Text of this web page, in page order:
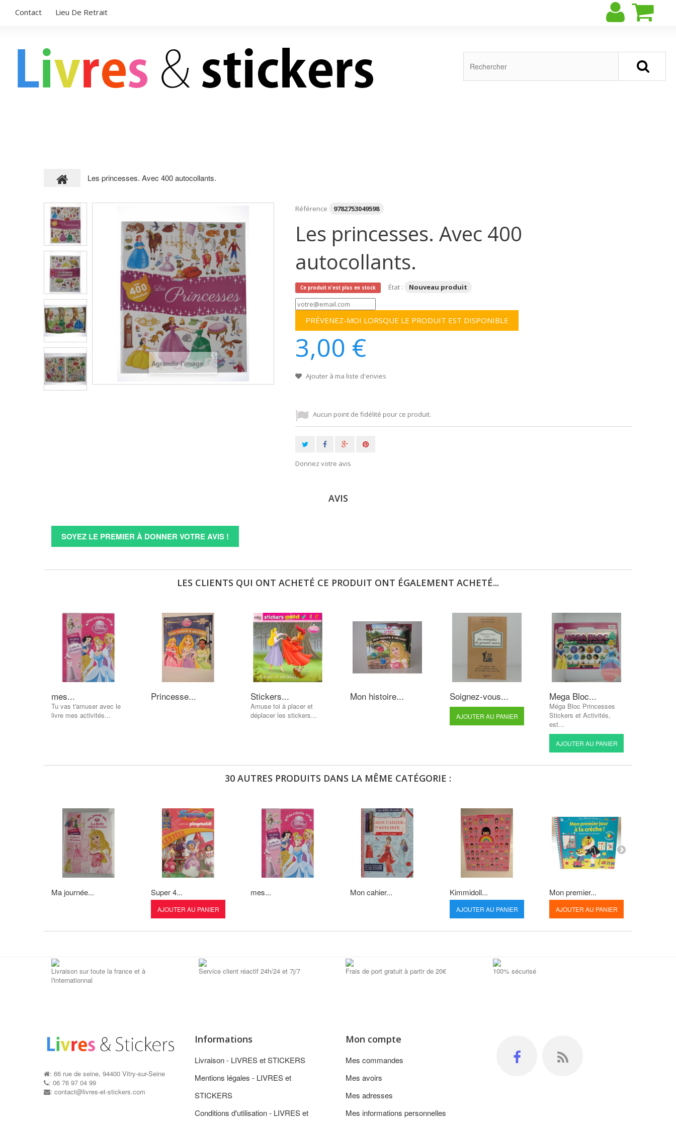
Contact Lieu De Retrait
Les princesses. Avec 400 autocollants.
Agrandir l'image
Référence 9782753049598
Les princesses. Avec 400
autocollants.
Ce produit n'est plus en stock État : Nouveau produit
PRÉVENEZ-MOI LORSQUE LE PRODUIT EST DISPONIBLE
3,00 €
Ajouter à ma liste d'envies
Aucun point de fidélité pour ce produit.
Donnez votre avis
AVIS
SOYEZ LE PREMIER À DONNER VOTRE AVIS !
LES CLIENTS QUI ONT ACHETÉ CE PRODUIT ONT ÉGALEMENT ACHETÉ...
mes...
Tu vas t'amuser avec le
livre mes activités...
Princesse... Stickers...
Amuse toi à placer et
déplacer les stickers...
Mon histoire... Soignez-vous...
AJOUTER AU PANIER
Mega Bloc...
Méga Bloc Princesses
Stickers et Activités,
est...
AJOUTER AU PANIER
30 AUTRES PRODUITS DANS LA MÊME CATÉGORIE :
Ma journée... Super 4...
AJOUTER AU PANIER
mes... Mon cahier... Kimmidoll...
AJOUTER AU PANIER
Mon premier...
AJOUTER AU PANIER
Livraison sur toute la france et à
l'internationnal
Service client réactif 24h/24 et 7j/7 Frais de port gratuit à partir de 20€ 100% sécurisé
: 66 rue de seine, 94400 Vitry-sur-Seine
: 06 76 97 04 99
: contact@livres-et-stickers.com
Informations
Livraison - LIVRES et STICKERS
Mentions légales - LIVRES et
STICKERS
Conditions d'utilisation - LIVRES et
Mon compte
Mes commandes
Mes avoirs
Mes adresses
Mes informations personnelles